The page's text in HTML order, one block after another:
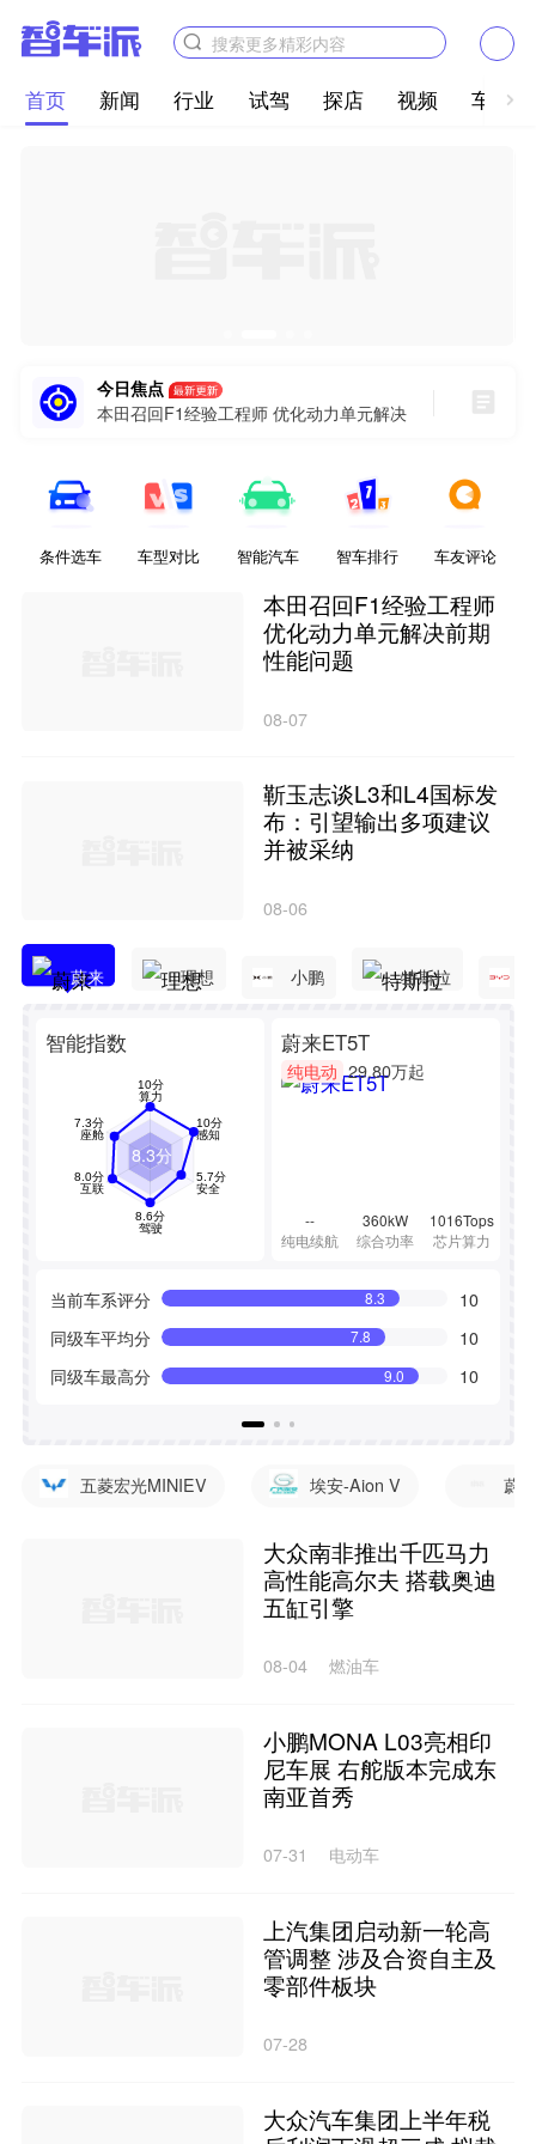
搜索更多精彩内容
首页 新闻 行业 试驾 探店 视频 车图
今日焦点
本田召回F1经验工程师 优化动力单元解决
条件选车 车型对比 智能汽车 智车排行 车友评论
本田召回F1经验工程师
优化动力单元解决前期
性能问题
08-07
靳玉志谈L3和L4国标发
布：引望输出多项建议
并被采纳
08-06
蔚来 理想 小鹏 特斯拉
智能指数
8.3分
蔚来ET5T
纯电动 29.80万起
--
纯电续航
360kW
综合功率
1016Tops
芯片算力
当前车系评分 8.3
10
同级车平均分
7.8
10
同级车最高分
9.0 10
五菱宏光MINIEV 埃安-Aion V 蔚
大众南非推出千匹马力
高性能高尔夫 搭载奥迪
五缸引擎
08-04 燃油车
小鹏MONA L03亮相印
尼车展 右舵版本完成东
南亚首秀
07-31 电动车
上汽集团启动新一轮高
管调整 涉及合资自主及
零部件板块
07-28
大众汽车集团上半年税